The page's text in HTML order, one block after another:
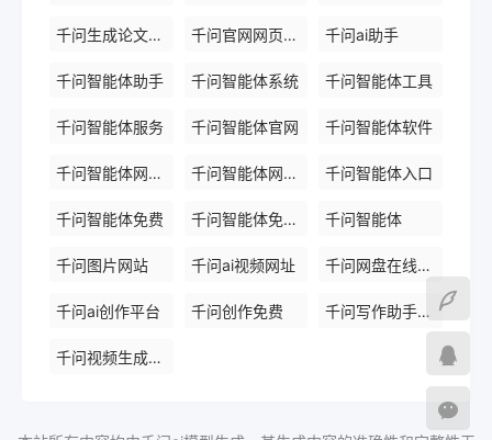
千问生成论文平台 千问官网网页版入口 千问ai助手
千问智能体助手 千问智能体系统 千问智能体工具
千问智能体服务 千问智能体官网 千问智能体软件
千问智能体网页版 千问智能体网页版入口 千问智能体入口
千问智能体免费 千问智能体免费入口 千问智能体
千问图片网站 千问ai视频网址 千问网盘在线使用
千问ai创作平台 千问创作免费 千问写作助手免费版
千问视频生成助手